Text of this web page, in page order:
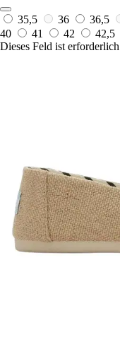
35,5 36 36,5
40
41 42 42,5
Dieses Feld ist erforderlich